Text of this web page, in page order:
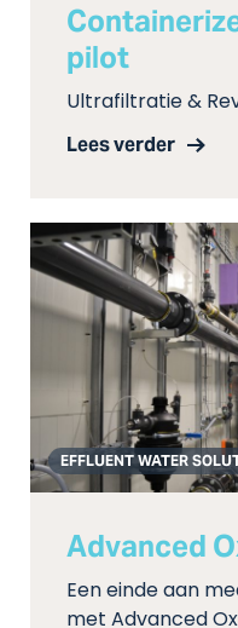
pilot
Ultrafiltratie &
Lees verder
EFFLUENT WATER
Advanced
Een einde aan
met Advanced